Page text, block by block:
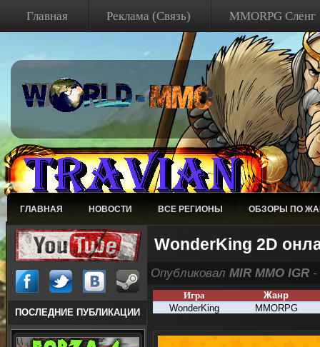
Главная Реклама (Связь) MMORPG Сленг
ГЛАВНАЯ НОВОСТИ ВСЕ РЕГИОНЫ ОБЗОРЫ ПО
ПОСЛЕДНИЕ ПУБЛИКАЦИИ
WonderKing 2D
Опубликовал MIR MMO IGR -
Игра
Жанр
WonderKing
MMORPG